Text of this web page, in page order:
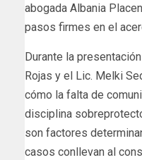
abogada Albania
pasos firmes en el
Durante la
Rojas y el Lic. Melki
cómo la falta de
disciplina
son factores
casos conllevan al